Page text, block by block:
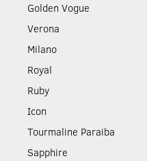
Golden Vogue
Verona
Milano
Royal
Ruby
Icon
Tourmaline Paraiba
Sapphire